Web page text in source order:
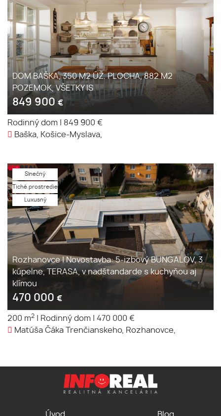
DOM BAŠKA, 350 M2 ÚŽ. PLOCHA, 882 M2
POZEMOK, VŠETKY IS
849 900 €
Rodinný dom
849 900 €
Baška, Košice-Myslava,
Slnečný
Tiché prostredie
Luxusný
Rozhanovce | Novostavba: 5-izbový BUNGALOV, 3
kúpelne, TERASA, v nadštandarde s kuchyňou aj
klímou
470 000 €
200 m2 Rodinný dom
470 000 €
Matúša Čáka Trenčianskeho, Rozhanovce,